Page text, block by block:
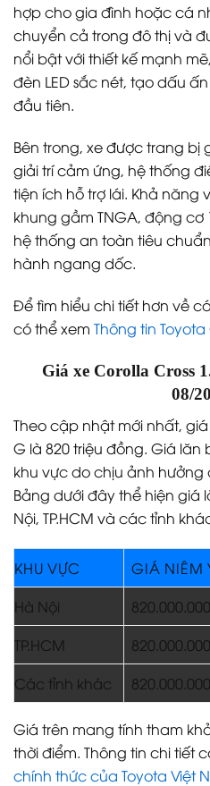
hợp cho gia đình hoặc cá
chuyển cả trong đô thị và
nổi bật với thiết kế mạnh
đèn LED sắc nét, tạo dấu
đầu tiên.
Bên trong, xe được trang bị
giải trí cảm ứng, hệ thống
tiện ích hỗ trợ lái. Khả năng
khung gầm TNGA, động cơ
hệ thống an toàn tiêu chuẩn
hành ngang dốc.
Để tìm hiểu chi tiết hơn về
có thể xem Thông tin Toyota
Giá xe Corolla Cross
08/
Theo cập nhật mới nhất, giá
G là 820 triệu đồng. Giá
khu vực do chịu ảnh
Bảng dưới đây thể hiện giá
Nội, TP.HCM và các tỉnh
KHU VỰC GIÁ NIÊM
Hà Nội
TP.HCM
Các tỉnh khác
Giá trên mang tính tham
thời điểm. Thông tin chi tiết
chính thức của Toyota Việt